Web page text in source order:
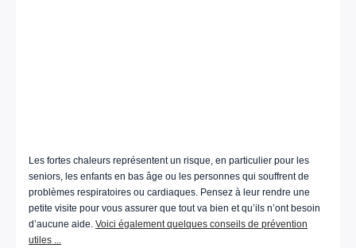
Les fortes chaleurs représentent un risque, en particulier pour les
seniors, les enfants en bas âge ou les personnes qui souffrent de
problèmes respiratoires ou cardiaques. Pensez à leur rendre une
petite visite pour vous assurer que tout va bien et qu’ils n’ont besoin
d’aucune aide. Voici également quelques conseils de prévention
utiles ...